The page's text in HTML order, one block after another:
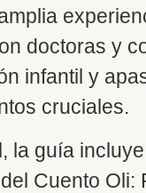
doctoras y
infantil y
cruciales.
la guía
Cuento Oli: